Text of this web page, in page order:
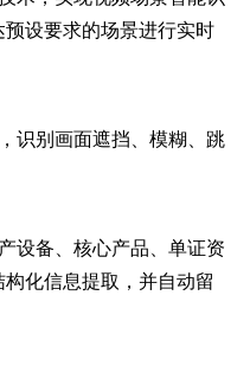
设要求的场景进行实时
识别画面遮挡、模糊、跳
设备、核心产品、单证资
化信息提取，并自动留